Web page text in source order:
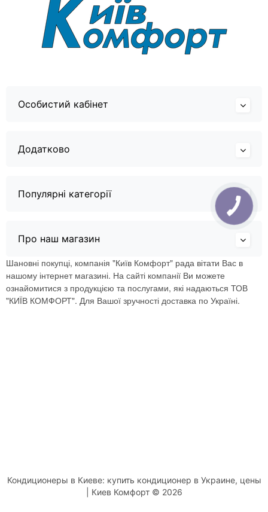
Особистий кабінет
Додатково
Популярні категорії
Про наш магазин
Шановні покупці, компанія "Київ Комфорт" рада вітати Вас в
нашому інтернет магазині. На сайті компанії Ви можете
ознайомитися з продукцією та послугами, які надаються ТОВ
"КИЇВ КОМФОРТ". Для Вашої зручності доставка по Україні.
Кондиционеры в Киеве: купить кондиционер в Украине, цены
| Киев Комфорт © 2026